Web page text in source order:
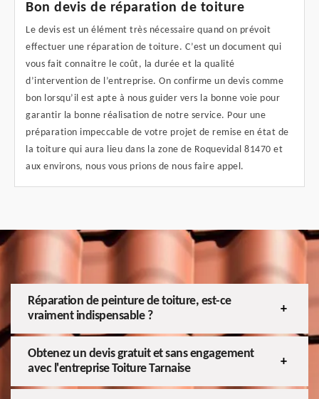
Bon devis de réparation de toiture
Le devis est un élément très nécessaire quand on prévoit
effectuer une réparation de toiture. C’est un document qui
vous fait connaitre le coût, la durée et la qualité
d’intervention de l’entreprise. On confirme un devis comme
bon lorsqu’il est apte à nous guider vers la bonne voie pour
garantir la bonne réalisation de notre service. Pour une
préparation impeccable de votre projet de remise en état de
la toiture qui aura lieu dans la zone de Roquevidal 81470 et
aux environs, nous vous prions de nous faire appel.
Réparation de peinture de toiture, est-ce
vraiment indispensable ?
Obtenez un devis gratuit et sans engagement
avec l'entreprise Toiture Tarnaise